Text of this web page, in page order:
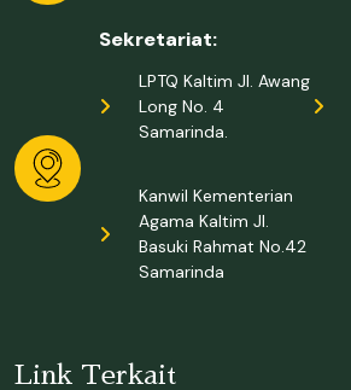
Sekretariat:
LPTQ Kaltim Jl. Awang
Long No. 4
Samarinda.
Kanwil Kementerian
Agama Kaltim Jl.
Basuki Rahmat No.42
Samarinda
Link Terkait